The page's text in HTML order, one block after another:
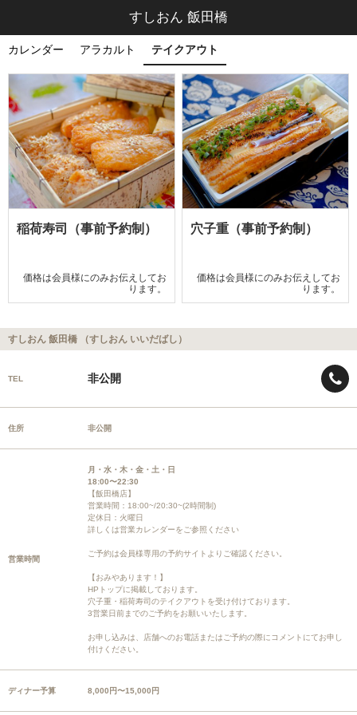
すしおん 飯田橋
カレンダー アラカルト テイクアウト
稲荷寿司（事前予約制）
価格は会員様にのみお伝えしてお
ります。
穴子重（事前予約制）
価格は会員様にのみお伝えしてお
ります。
すしおん 飯田橋 （すしおん いいだばし）
TEL 非公開
住所 非公開
営業時間
月・水・木・金・土・日
18:00〜22:30
【飯田橋店】
営業時間：18:00~/20:30~(2時間制)
定休日：火曜日
詳しくは営業カレンダーをご参照ください
ご予約は会員様専用の予約サイトよりご確認ください。
【おみやあります！】
HPトップに掲載しております。
穴子重・稲荷寿司のテイクアウトを受け付けております。
3営業日前までのご予約をお願いいたします。
お申し込みは、店舗へのお電話またはご予約の際にコメントにてお申し
付けください。
ディナー予算 8,000円〜15,000円